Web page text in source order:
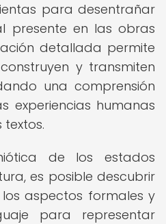
para desentrañar
presente en las obras
detallada permite
y transmiten
una comprensión
experiencias humanas
de los estados
es posible descubrir
aspectos formales y
para representar